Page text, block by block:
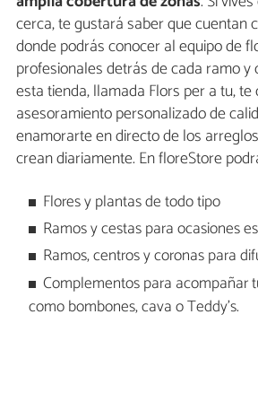
cerca, te gustará saber que cuentan
donde podrás conocer al equipo de
profesionales detrás de cada ramo y
esta tienda, llamada Flors per a tu,
asesoramiento personalizado de
enamorarte en directo de los
crean diariamente. En floreStore
Flores y plantas de todo tipo
Ramos y cestas para ocasiones
Ramos, centros y coronas para
Complementos para acompañar
como bombones, cava o Teddy's.